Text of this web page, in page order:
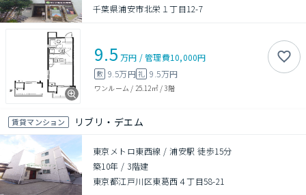
千葉県浦安市北栄１丁目12-7
9.5 万円 /管理費10,000円
敷 9.5万円礼 9.5万円
ワンルーム / 25.12㎡/3階
賃貸マンション リブリ・デエム
東京メトロ東西線 / 浦安駅 徒歩15分
築10年 / 3階建
東京都江戸川区東葛西４丁目58-21